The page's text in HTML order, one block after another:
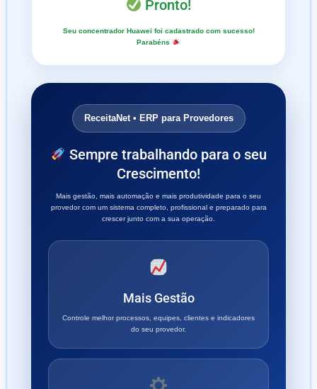
Pronto!
Seu concentrador Huawei foi cadastrado com sucesso!
Parabéns
ReceitaNet • ERP para Provedores
Sempre trabalhando para o seu
Crescimento!
Mais gestão, mais automação e mais produtividade para o seu
provedor com um sistema completo, profissional e preparado para
crescer junto com a sua operação.
Mais Gestão
Controle melhor processos, equipes, clientes e indicadores
do seu provedor.